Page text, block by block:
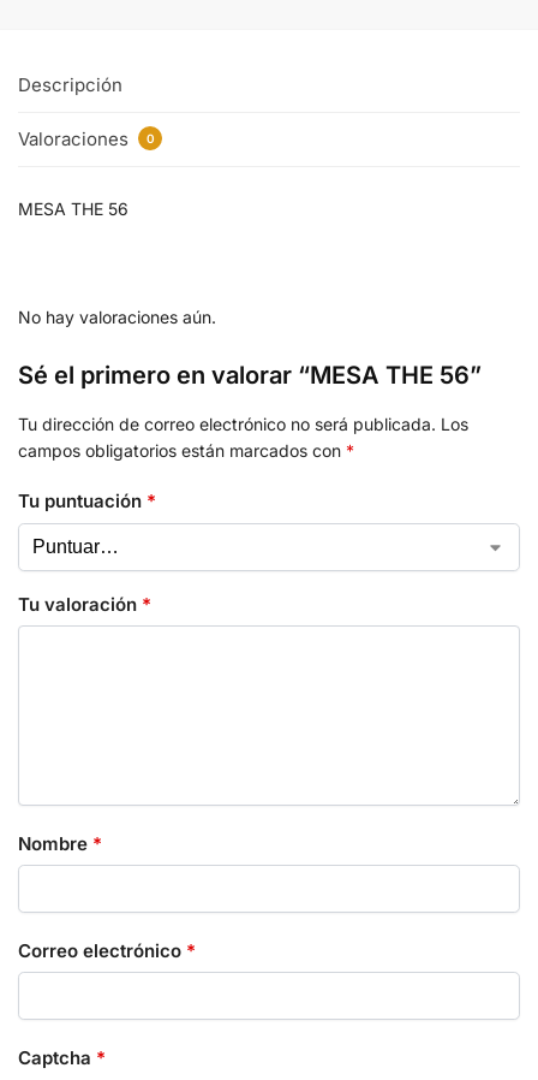
Descripción
Valoraciones 0
MESA THE 56
No hay valoraciones aún.
Sé el primero en valorar “MESA THE 56”
Tu dirección de correo electrónico no será publicada. Los
campos obligatorios están marcados con *
Tu puntuación *
Tu valoración *
Nombre *
Correo electrónico *
Captcha *